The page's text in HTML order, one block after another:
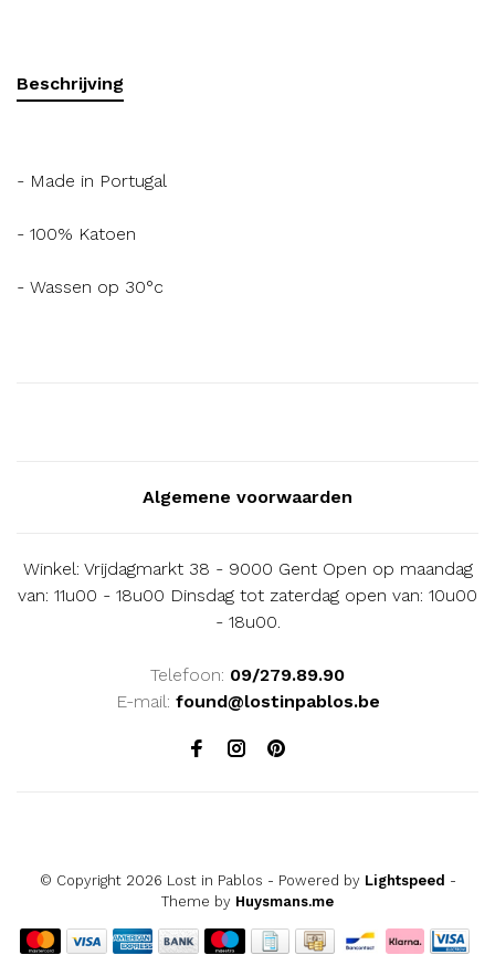
Beschrijving
- Made in Portugal
- 100% Katoen
- Wassen op 30°c
Algemene voorwaarden
Winkel: Vrijdagmarkt 38 - 9000 Gent Open op maandag
van: 11u00 - 18u00 Dinsdag tot zaterdag open van: 10u00
- 18u00.
Telefoon: 09/279.89.90
E-mail: found@lostinpablos.be
© Copyright 2026 Lost in Pablos - Powered by Lightspeed -
Theme by Huysmans.me